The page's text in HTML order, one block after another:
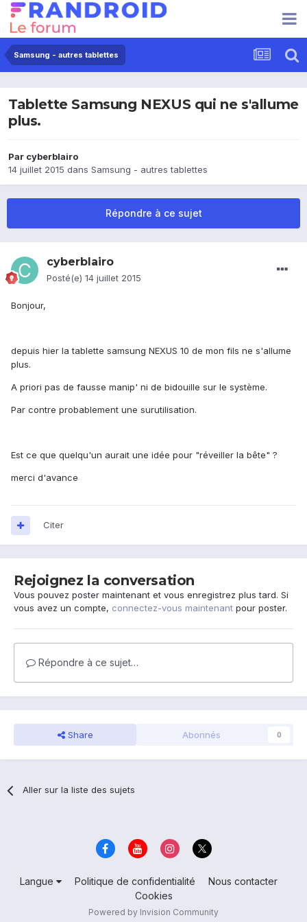
Samsung - autres tablettes
Tablette Samsung NEXUS qui ne s'allume
plus.
Par cyberblairo
14 juillet 2015 dans Samsung - autres tablettes
Répondre à ce sujet
cyberblairo
Posté(e) 14 juillet 2015
Bonjour,
depuis hier la tablette samsung NEXUS 10 de mon fils ne s'allume
plus.
A priori pas de fausse manip' ni de bidouille sur le système.
Par contre probablement une surutilisation.
Est ce que quelqu'un aurait une idée pour "réveiller la bête" ?
merci d'avance
Citer
Rejoignez la conversation
Vous pouvez poster maintenant et vous enregistrez plus tard. Si
vous avez un compte, connectez-vous maintenant pour poster.
Répondre à ce sujet…
Share Abonnés 0
Aller sur la liste des sujets
Langue Politique de confidentialité
Nous contacter
Cookies
Powered by Invision Community